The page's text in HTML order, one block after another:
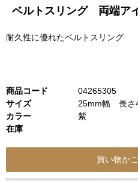
ベルトスリング 両端ア
耐久性に優れたベルトスリング
商品コード
04265305
サイズ
25mm幅 長さ
カラー
紫
在庫